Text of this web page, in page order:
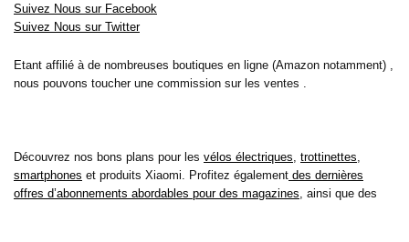
Suivez Nous sur Facebook
Suivez Nous sur Twitter
Etant affilié à de nombreuses boutiques en ligne (Amazon notamment) ,
nous pouvons toucher une commission sur les ventes .
Découvrez nos bons plans pour les vélos électriques, trottinettes,
smartphones et produits Xiaomi. Profitez également des dernières
offres d’abonnements abordables pour des magazines, ainsi que des